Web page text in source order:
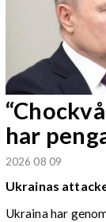
har
2026 08 09
Ukrainas
Ukraina har